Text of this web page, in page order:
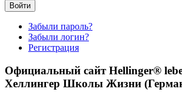
Войти
Забыли пароль?
Забыли логин?
Регистрация
Официальный сайт Hellinger®
Хеллингер Школы Жизни